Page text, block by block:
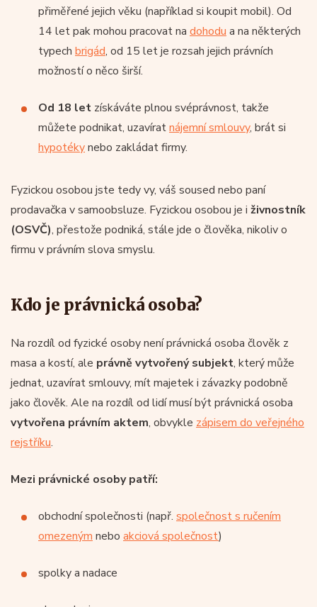
přiměřené jejich věku (například si koupit mobil). Od
14 let pak mohou pracovat na dohodu a na některých
typech brigád, od 15 let je rozsah jejich právních
možností o něco širší.
Od 18 let získáváte plnou svéprávnost, takže
můžete podnikat, uzavíratnájemní smlouvy, brát si
hypotékynebo zakládat firmy.
Fyzickou osobou jste tedy vy, váš soused nebo paní
prodavačka v samoobsluze. Fyzickou osobou je i živnostník
(OSVČ), přestože podniká, stále jde o člověka, nikoliv o
firmu v právním slova smyslu.
Kdo je právnická osoba?
Na rozdíl od fyzické osoby není právnická osoba člověk z
masa a kostí, ale právně vytvořený subjekt, který může
jednat, uzavírat smlouvy, mít majetek i závazky podobně
jako člověk. Ale na rozdíl od lidí musí být právnická osoba
vytvořena právním aktem, obvykle zápisem do veřejného
rejstříku.
Mezi právnické osoby patří:
obchodní společnosti (např. společnost s ručením
omezeným nebo akciová společnost)
spolky a nadace